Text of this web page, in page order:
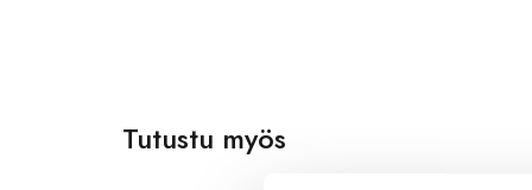
Tutustu myös